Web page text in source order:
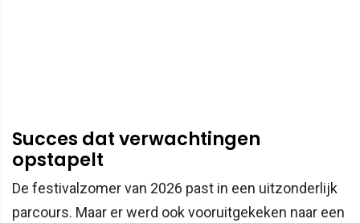
Succes dat verwachtingen
opstapelt
De festivalzomer van 2026 past in een uitzonderlijk
parcours. Maar er werd ook vooruitgekeken naar een